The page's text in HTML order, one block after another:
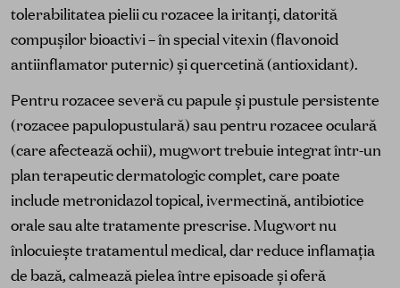
tolerabilitatea pielii cu rozacee la iritanți, datorită
compușilor bioactivi – în special vitexin (flavonoid
antiinflamator puternic) și quercetină (antioxidant).
Pentru rozacee severă cu papule și pustule persistente
(rozacee papulopustulară) sau pentru rozacee oculară
(care afectează ochii), mugwort trebuie integrat într-un
plan terapeutic dermatologic complet, care poate
include metronidazol topical, ivermectină, antibiotice
orale sau alte tratamente prescrise. Mugwort nu
înlocuiește tratamentul medical, dar reduce inflamația
de bază, calmează pielea între episoade și oferă